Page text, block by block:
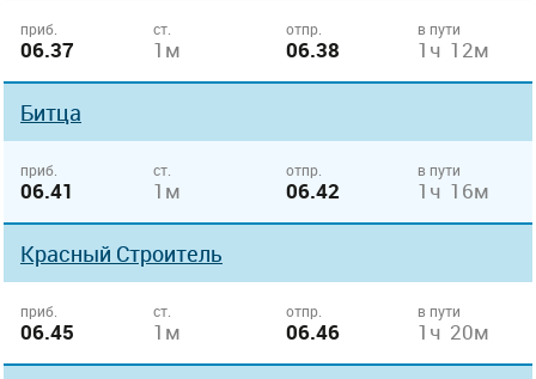
приб.
06.37
ст.
1м
отпр.
06.38
в пути
1ч 12м
Битца
приб.
06.41
ст.
1м
отпр.
06.42
в пути
1ч 16м
Красный Строитель
приб.
06.45
ст.
1м
отпр.
06.46
в пути
1ч 20м